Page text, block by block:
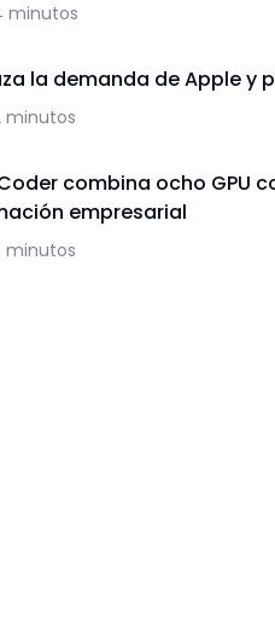
minutos
la demanda de Apple y
minutos
combina ocho GPU
empresarial
minutos